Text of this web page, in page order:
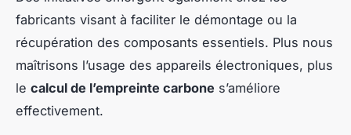
fabricants visant à faciliter le démontage ou la
récupération des composants essentiels. Plus nous
maîtrisons l’usage des appareils électroniques, plus
le calcul de l’empreinte carbone s’améliore
effectivement.